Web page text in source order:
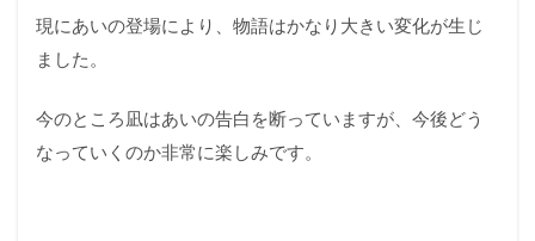
現にあいの登場により、物語はかなり大きい変化が生じ
ました。
今のところ凪はあいの告白を断っていますが、今後どう
なっていくのか非常に楽しみです。